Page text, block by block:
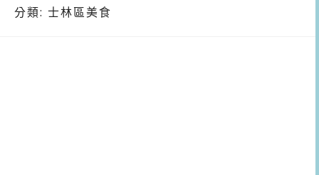
分類: 士林區美食